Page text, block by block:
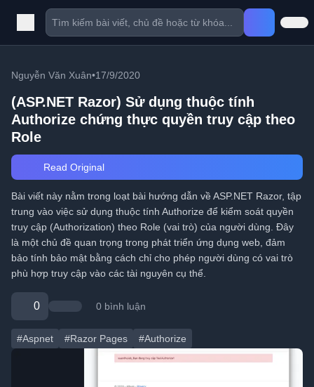
Nguyễn Văn Xuân•17/9/2020
(ASP.NET Razor) Sử dụng thuộc tính
Authorize chứng thực quyền truy cập theo
Role
Read Original
Bài viết này nằm trong loạt bài hướng dẫn về ASP.NET Razor, tập
trung vào việc sử dụng thuộc tính Authorize để kiểm soát quyền
truy cập (Authorization) theo Role (vai trò) của người dùng. Đây
là một chủ đề quan trọng trong phát triển ứng dụng web, đảm
bảo tính bảo mật bằng cách chỉ cho phép người dùng có vai trò
phù hợp truy cập vào các tài nguyên cụ thể.
0 0 bình luận
#Aspnet #Razor Pages #Authorize